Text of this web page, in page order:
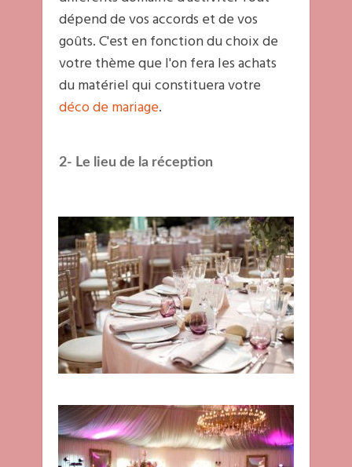
dépend de vos accords et de vos
goûts. C'est en fonction du choix de
votre thème que l'on fera les achats
du matériel qui constituera votre
déco de mariage.
2- Le lieu de la réception